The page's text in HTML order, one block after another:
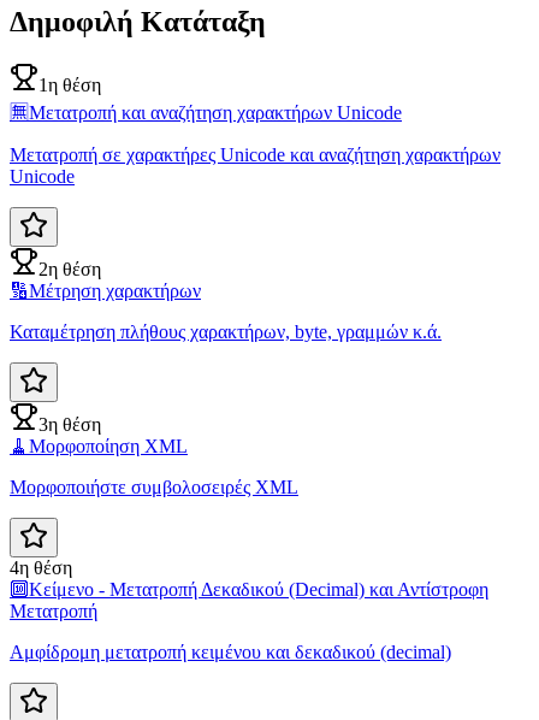
Δημοφιλή Κατάταξη
1η θέση
🈚Μετατροπή και αναζήτηση χαρακτήρων Unicode
Μετατροπή σε χαρακτήρες Unicode και αναζήτηση χαρακτήρων
Unicode
2η θέση
🔢Μέτρηση χαρακτήρων
Καταμέτρηση πλήθους χαρακτήρων, byte, γραμμών κ.ά.
3η θέση
🧹 Μορφοποίηση XML
Μορφοποιήστε συμβολοσειρές XML
4η θέση
🔟Κείμενο - Μετατροπή Δεκαδικού (Decimal) και Αντίστροφη
Μετατροπή
Αμφίδρομη μετατροπή κειμένου και δεκαδικού (decimal)